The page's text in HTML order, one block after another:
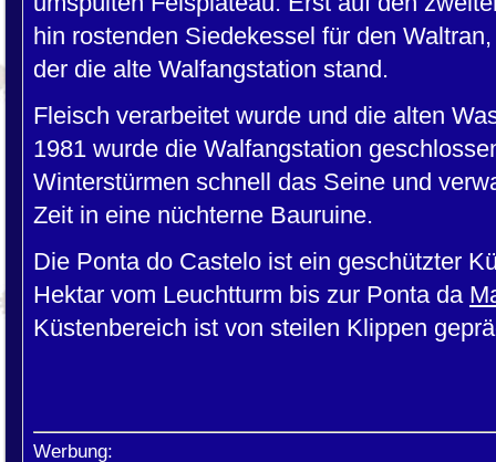
hin rostenden Siedekessel für den
der die alte Walfangstation stand.
Fleisch verarbeitet wurde und die alten
1981 wurde die Walfangstation
Winterstürmen schnell das Seine und
Zeit in eine nüchterne Bauruine.
Die Ponta do Castelo ist ein geschützter
Hektar vom Leuchtturm bis zur Ponta da
Küstenbereich ist von steilen Klippen
Werbung: